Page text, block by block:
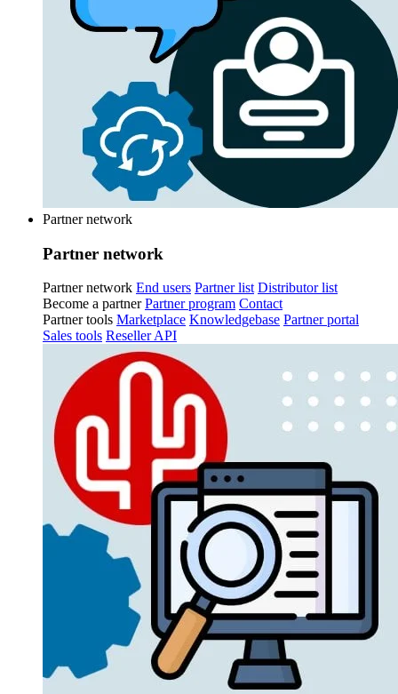
Partner network
Partner network
Partner network End users Partner list Distributor list
Become a partner Partner program Contact
Partner tools Marketplace Knowledgebase Partner portal
Sales tools Reseller API